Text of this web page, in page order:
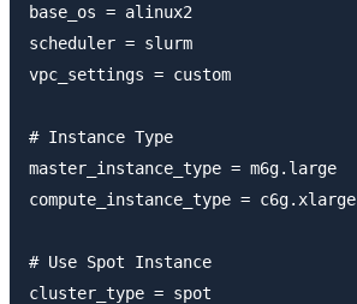
base_os = alinux2
scheduler = slurm
vpc_settings = custom
# Instance Type
master_instance_type = m6g.large
compute_instance_type = c6g.xlarge
# Use Spot Instance
cluster_type = spot